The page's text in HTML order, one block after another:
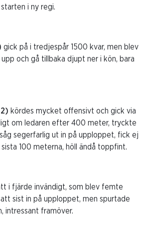
i ny regi.
gick på i tredjespår 1500 kvar, men blev
och gå tillbaka djupt ner i kön, bara
kördes mycket offensivt och gick via
om ledaren efter 400 meter, tryckte
segerfarlig ut in på upploppet, fick ej
100 meterna, höll ändå toppfint.
i fjärde invändigt, som blev femte
sist in på upploppet, men spurtade
intressant framöver.